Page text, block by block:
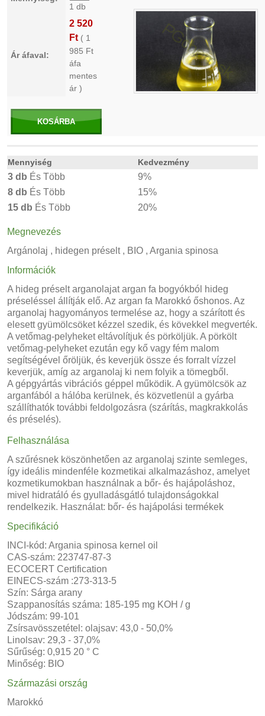
1 db
Ár áfaval:
2 520
Ft ( 1
985 Ft
áfa
mentes
ár )
KOSÁRBA
Mennyiség Kedvezmény
3 db És Több
9%
8 db És Több
15%
15 db És Több 20%
Megnevezés
Argánolaj , hidegen préselt , BIO , Argania spinosa
Információk
A hideg préselt arganolajat argan fa bogyókból hideg
préseléssel állítják elő. Az argan fa Marokkó őshonos. Az
arganolaj hagyományos termelése az, hogy a szárított és
elesett gyümölcsöket kézzel szedik, és kövekkel megverték.
A vetőmag-pelyheket eltávolítjuk és pörköljük. A pörkölt
vetőmag-pelyheket ezután egy kő vagy fém malom
segítségével őröljük, és keverjük össze és forralt vízzel
keverjük, amíg az arganolaj ki nem folyik a tömegből.
A gépgyártás vibrációs géppel működik. A gyümölcsök az
arganfából a hálóba kerülnek, és közvetlenül a gyárba
szállíthatók további feldolgozásra (szárítás, magkrakkolás
és préselés).
Felhasználása
A szűrésnek köszönhetően az arganolaj szinte semleges,
így ideális mindenféle kozmetikai alkalmazáshoz, amelyet
kozmetikumokban használnak a bőr- és hajápoláshoz,
mivel hidratáló és gyulladásgátló tulajdonságokkal
rendelkezik. Használat: bőr- és hajápolási termékek
Specifikáció
INCI-kód: Argania spinosa kernel oil
CAS-szám: 223747-87-3
ECOCERT Certification
EINECS-szám :273-313-5
Szín: Sárga arany
Szappanosítás száma: 185-195 mg KOH / g
Jódszám: 99-101
Zsírsavösszetétel: olajsav: 43,0 - 50,0%
Linolsav: 29,3 - 37,0%
Sűrűség: 0,915 20 ° C
Minőség: BIO
Származási ország
Marokkó